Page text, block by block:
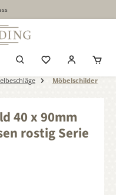
Möbelschilder
40 x 90mm
rostig Serie